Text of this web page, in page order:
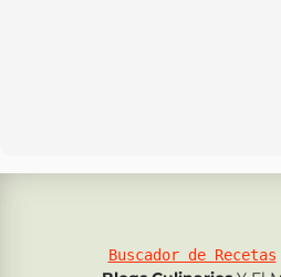
Buscador de Recetas